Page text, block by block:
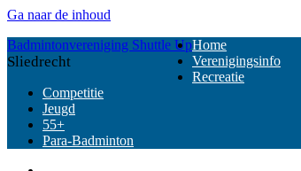
Ga naar de inhoud
Badmintonvereniging Shuttle Up
Sliedrecht
Home
Verenigingsinfo
Recreatie
Competitie
Jeugd
55+
Para-Badminton